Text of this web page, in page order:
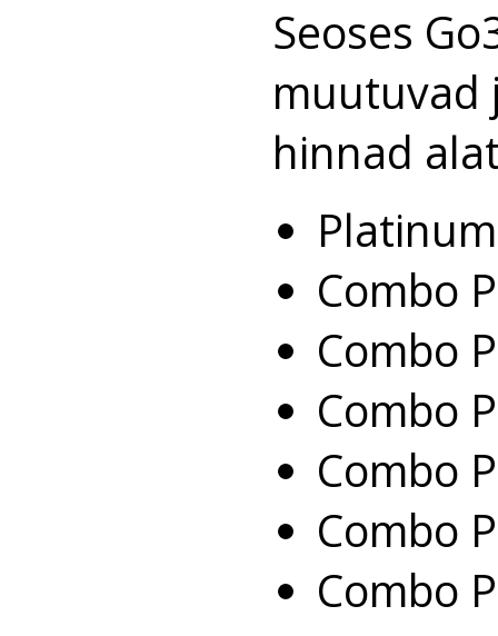
Seoses
muutuvad
hinnad
Combo
Combo
Combo
Combo
Combo
Combo